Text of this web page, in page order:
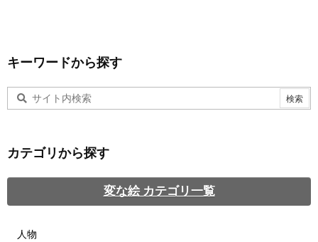
キーワードから探す
カテゴリから探す
変な絵 カテゴリ一覧
人物